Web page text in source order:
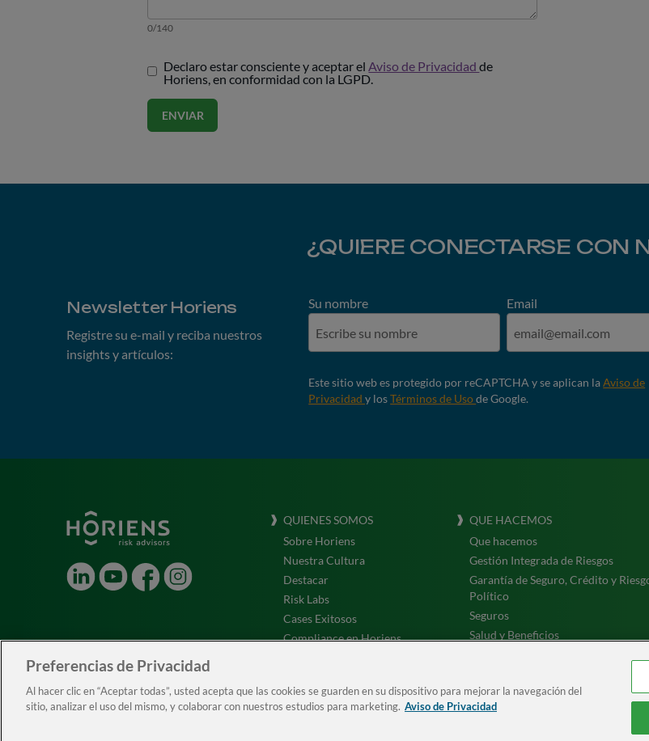
0/140
Declaro estar consciente y aceptar elAviso de Privacidadde
Horiens, en conformidad con la LGPD.
ENVIAR
¿QUIERE CONECTARSE CON
Newsletter Horiens
Registre su e-mail y reciba nuestros
insights y artículos:
Su nombre Email
Este sitio web es protegido por reCAPTCHA y se aplican laAviso de
Privacidady losTérminos de Usode Google.
LinkedInYoutubeFacebookInstagram
QUIENES SOMOS
Sobre Horiens
Nuestra Cultura
Destacar
Risk Labs
Cases Exitosos
Compliance en Horiens
Trabaja con nosotros
QUE HACEMOS
Que hacemos
Gestión Integrada de Riesgos
Garantía de Seguro, Crédito y
Político
Seguros
Salud y Beneficios
Preferencias de Privacidad
Al hacer clic en “Aceptar todas”, usted acepta que las cookies se guarden en su dispositivo para mejorar la navegación del
sitio, analizar el uso del mismo, y colaborar con nuestros estudios para marketing. Aviso de Privacidad